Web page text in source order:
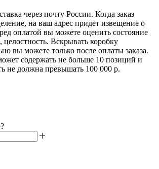
через почту России. Когда заказ
на ваш адрес придет извещение о
оплатой вы можете оценить состояние
целостность. Вскрывать коробку
вы можете только после оплаты заказа.
содержать не больше 10 позиций и
не должна превышать 100 000 р.